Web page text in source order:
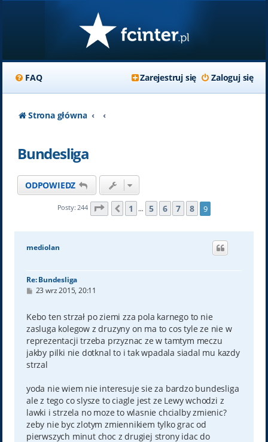
FAQ Zaloguj się
Zarejestruj się
Strona główna
Bundesliga
ODPOWIEDZ
Posty: 244 Strona 9z 9
Poprzednia
1 … 5 6 7 8 9
mediolan
Re: Bundesliga
P
t
23 wrz 2015, 20:11
Kebo ten strzał po ziemi zza pola karnego to nie
zasluga kolegow z druzyny on ma to cos tyle ze nie w
reprezentacji trzeba przyznac ze w tamtym meczu
jakby pilki nie dotknal to i tak wpadala siadal mu kazdy
strzal
yoda nie wiem nie interesuje sie za bardzo bundesliga
ale z tego co slysze to ciagle jest ze Lewy wchodzi z
lawki i strzela no moze to wlasnie chcialby zmienic?
zeby nie byc zlotym zmiennikiem tylko grac od
pierwszych minut choc z drugiej strony idac do